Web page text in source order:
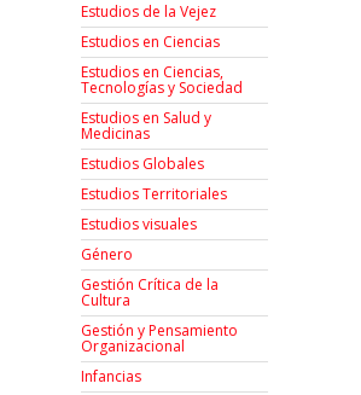
Estudios de la Vejez
Estudios en Ciencias
Estudios en Ciencias,
Tecnologías y Sociedad
Estudios en Salud y
Medicinas
Estudios Globales
Estudios Territoriales
Estudios visuales
Género
Gestión Crítica de la
Cultura
Gestión y Pensamiento
Organizacional
Infancias